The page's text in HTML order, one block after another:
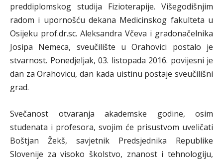
preddiplomskog studija Fizioterapije. Višegodišnjim
radom i upornošću dekana Medicinskog fakulteta u
Osijeku prof.dr.sc. Aleksandra Včeva i gradonačelnika
Josipa Nemeca, sveučilište u Orahovici postalo je
stvarnost. Ponedjeljak, 03. listopada 2016. povijesni je
dan za Orahovicu, dan kada uistinu postaje sveučilišni
grad.
Svečanost otvaranja akademske godine, osim
studenata i profesora, svojim će prisustvom uveličati
Boštjan Žekš, savjetnik Predsjednika Republike
Slovenije za visoko školstvo, znanost i tehnologiju,